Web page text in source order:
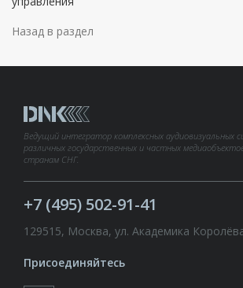
Назад в раздел
Ведущий интегратор комплексных аудиовизуальных
различных государственных и частных
странам СНГ.
+7 (495) 502-91-41
129515, Москва, ул. Академика
Присоединяйтесь